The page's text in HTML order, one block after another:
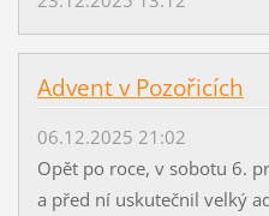
Advent v Pozořicích
06.12.2025 21:02
Opět po roce, v sobotu 6.
a před ní uskutečnil velký